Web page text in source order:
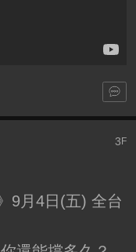
3 F
9月4日(五) 全台